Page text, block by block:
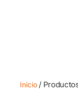
Inicio/